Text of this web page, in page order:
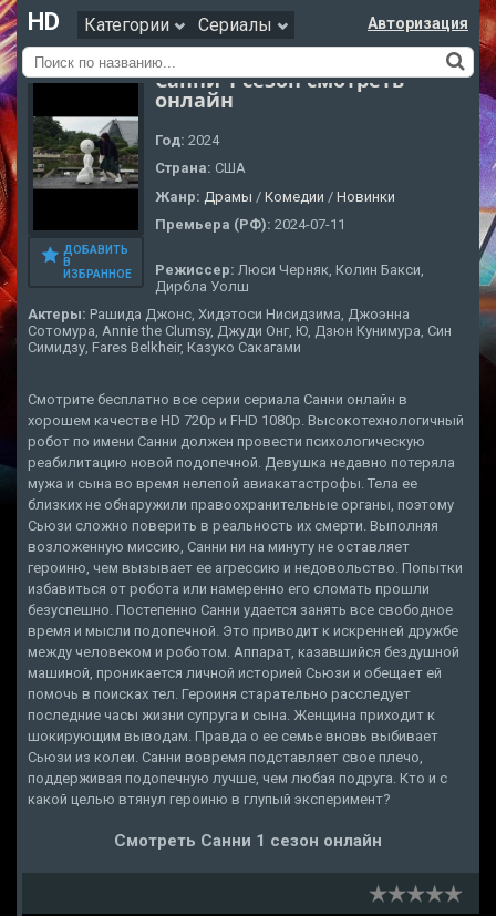
HD Категории Сериалы Авторизация
ДОБАВИТЬ
В
ИЗБРАННОЕ
Санни 1 сезон смотреть
онлайн
Год: 2024
Страна: США
Жанр: Драмы / Комедии / Новинки
Премьера (РФ): 2024-07-11
Режиссер: Люси Черняк, Колин Бакси,
Дирбла Уолш
Актеры: Рашида Джонс, Хидэтоси Нисидзима, Джоэнна
Сотомура, Annie the Clumsy, Джуди Онг, Ю, Дзюн Кунимура, Син
Симидзу, Fares Belkheir, Казуко Сакагами
Смотрите бесплатно все серии сериала Санни онлайн в
хорошем качестве HD 720p и FHD 1080p. Высокотехнологичный
робот по имени Санни должен провести психологическую
реабилитацию новой подопечной. Девушка недавно потеряла
мужа и сына во время нелепой авиакатастрофы. Тела ее
близких не обнаружили правоохранительные органы, поэтому
Сьюзи сложно поверить в реальность их смерти. Выполняя
возложенную миссию, Санни ни на минуту не оставляет
героиню, чем вызывает ее агрессию и недовольство. Попытки
избавиться от робота или намеренно его сломать прошли
безуспешно. Постепенно Санни удается занять все свободное
время и мысли подопечной. Это приводит к искренней дружбе
между человеком и роботом. Аппарат, казавшийся бездушной
машиной, проникается личной историей Сьюзи и обещает ей
помочь в поисках тел. Героиня старательно расследует
последние часы жизни супруга и сына. Женщина приходит к
шокирующим выводам. Правда о ее семье вновь выбивает
Сьюзи из колеи. Санни вовремя подставляет свое плечо,
поддерживая подопечную лучше, чем любая подруга. Кто и с
какой целью втянул героиню в глупый эксперимент?
Смотреть Санни 1 сезон онлайн